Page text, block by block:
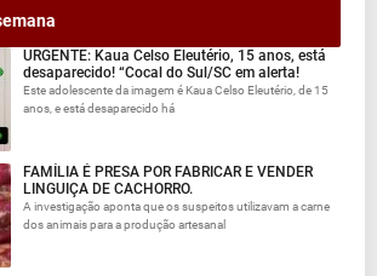
URGENTE: Kaua Celso Eleutério, 15 anos, está
desaparecido! “Cocal do Sul/SC em alerta!
Este adolescente da imagem é Kaua Celso Eleutério, de 15
anos, e está desaparecido há
FAMÍLIA É PRESA POR FABRICAR E VENDER
LINGUIÇA DE CACHORRO.
A investigação aponta que os suspeitos utilizavam a carne
dos animais para a produção artesanal